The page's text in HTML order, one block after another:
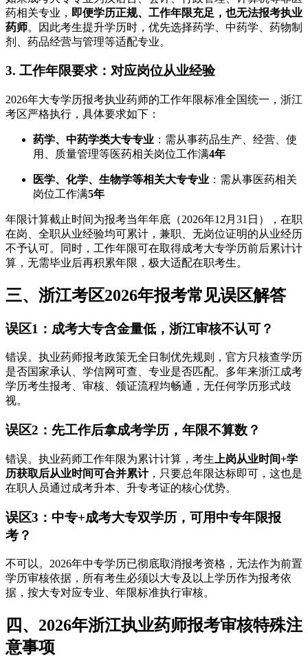
药相关专业， 即便学历正规、工作年限充足，也无法报考执业
药师。因此考生提升学历时，优先选择药学、中药学、药物制
剂、药品经营与管理等适配专业。
3. 工作年限要求：对应岗位从业经验
2026年大专学历报考执业药师的工作年限标准全国统一，浙江
考区严格执行，具体要求如下：
药学、中药学类大专专业 ：需从事药品生产、经营、使
用、质量管理等医药相关岗位工作满4年
医学、化学、生物学等相关大专专业 ：需从事医药相关
岗位工作满5年
年限计算截止时间为报考当年年底（2026年12月31日），在职
在岗、全职从业经验均可累计，兼职、无岗位证明的从业经历
不予认可。同时，工作年限可在取得成考大专学历前后累计计
算，无需毕业后再积累年限，极大适配在职考生。
三、浙江考区2026年报考常见误区解答
误区1：成考大专含金量低，浙江审核不认可？
错误。执业药师报考政策无全日制优先规则，官方只核查学历
是否国家承认、学信网可查、专业是否匹配。多年来浙江成考
学历考生报考、审核、领证流程均畅通，无任何学历形式歧
视。
误区2：先工作后拿成考学历，年限不算数？
错误。执业药师工作年限为累计计算，考生 上岗从业时间+学
历获取后从业时间可合并累计，只要总年限达标即可，这也是
在职人员通过成考升本、升专考证的核心优势。
误区3：中专+成考大专双学历，可用中专年限报
考？
不可以。2026年中专学历已彻底取消报考资格，无法作为前置
学历审核依据，所有考生必须以大专及以上学历作为报考依
据，按大专对应专业、年限标准执行审核。
四、2026年浙江执业药师报考审核特殊注
意事项